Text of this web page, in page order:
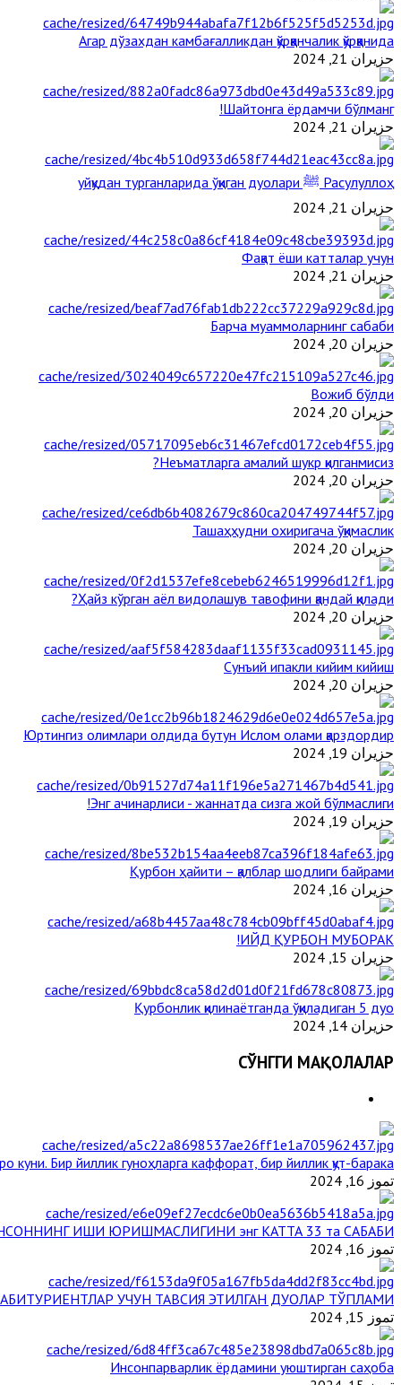
Агар дўзахдан камбағалликдан қўрққанчалик қўрққанида
حزيران 21, 2024
Шайтонга ёрдамчи бўлманг!
حزيران 21, 2024
Расулуллоҳ ﷺ уйқудан турганларида ўқиган дуолари
حزيران 21, 2024
Фақат ёши катталар учун
حزيران 21, 2024
Барча муаммоларнинг сабаби
حزيران 20, 2024
Вожиб бўлди
حزيران 20, 2024
Неъматларга амалий шукр қилганмисиз?
حزيران 20, 2024
Ташаҳҳудни охиригача ўқимаслик
حزيران 20, 2024
Ҳайз кўрган аёл видолашув тавофини қандай қилади?
حزيران 20, 2024
Сунъий ипакли кийим кийиш
حزيران 20, 2024
Юртингиз олимлари олдида бутун Ислом олами қарздордир
حزيران 19, 2024
Энг ачинарлиси - жаннатда сизга жой бўлмаслиги!
حزيران 19, 2024
Қурбон ҳайити – қалблар шодлиги байрами
حزيران 16, 2024
ИЙД ҚУРБОН МУБОРАК!
حزيران 15, 2024
Қурбонлик қилинаётганда ўқиладиган 5 дуо
حزيران 14, 2024
СЎНГГИ МАҚОЛАЛАР
куни. Бир йиллик гуноҳларга каффорат, бир йиллик қут-барака
تموز 16, 2024
ИШИ ЮРИШМАСЛИГИНИ энг КАТТА 33 та САБАБИ
تموز 16, 2024
АБИТУРИЕНТЛАР УЧУН ТАВСИЯ ЭТИЛГАН ДУОЛАР ТЎПЛАМИ
تموز 15, 2024
Инсонпарварлик ёрдамини уюштирган саҳоба